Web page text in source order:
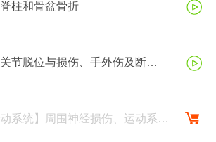
柱和骨盆骨折
关节脱位与损伤、手外伤及断
动系统】周围神经损伤、运动系统